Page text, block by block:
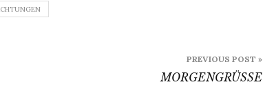
PREVIOUS POST »
MORGENGRÜSSE